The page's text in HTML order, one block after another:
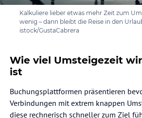
Kalkuliere lieber etwas mehr Zeit zum
wenig – dann bleibt die Reise in den
istock/GustaCabrera
Wie viel Umsteigezeit
ist
Buchungsplattformen präsentieren
Verbindungen mit extrem knappen
diese rechnerisch schneller zum Ziel